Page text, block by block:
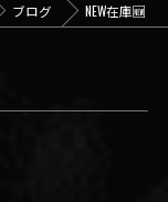
ブログ NEW在庫🆕